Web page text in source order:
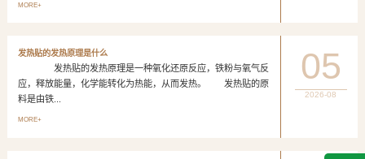
MORE+
发热贴的发热原理是什么
发热贴的发热原理是一种氧化还原反应，铁粉与氧气反
应，释放能量，化学能转化为热能，从而发热。 发热贴的原
料是由铁...
MORE+
05
2026-08